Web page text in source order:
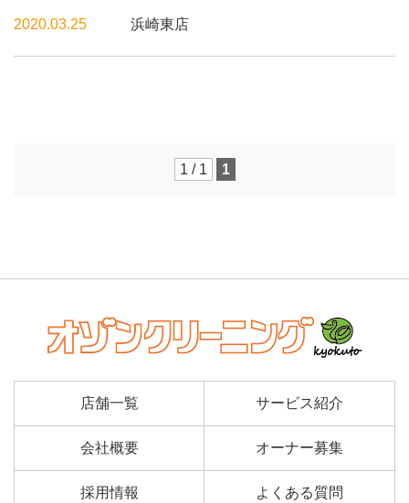
2020.03.25 浜崎東店
1 / 1 1
店舗一覧 サービス紹介
会社概要 オーナー募集
採用情報 よくある質問